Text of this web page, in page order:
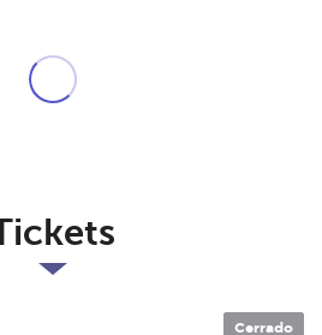
Cerrado